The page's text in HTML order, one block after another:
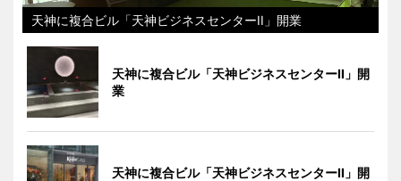
天神に複合ビル「天神ビジネスセンターII」開業
天神に複合ビル「天神ビジネスセンターII」開
業
天神に複合ビル「天神ビジネスセンターII」開